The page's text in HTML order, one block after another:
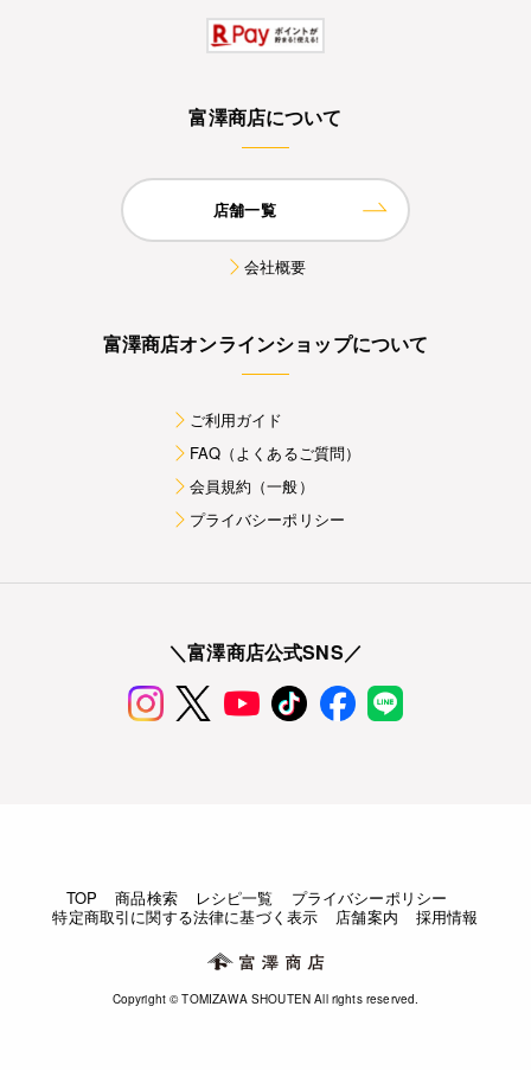
富澤商店について
店舗一覧
会社概要
富澤商店オンラインショップについて
ご利用ガイド
FAQ（よくあるご質問）
会員規約（一般）
プライバシーポリシー
＼富澤商店公式SNS／
TOP 商品検索 レシピ一覧
プライバシーポリシー
特定商取引に関する法律に基づく表示
店舗案内 採用情報
Copyright © TOMIZAWA SHOUTEN All rights reserved.